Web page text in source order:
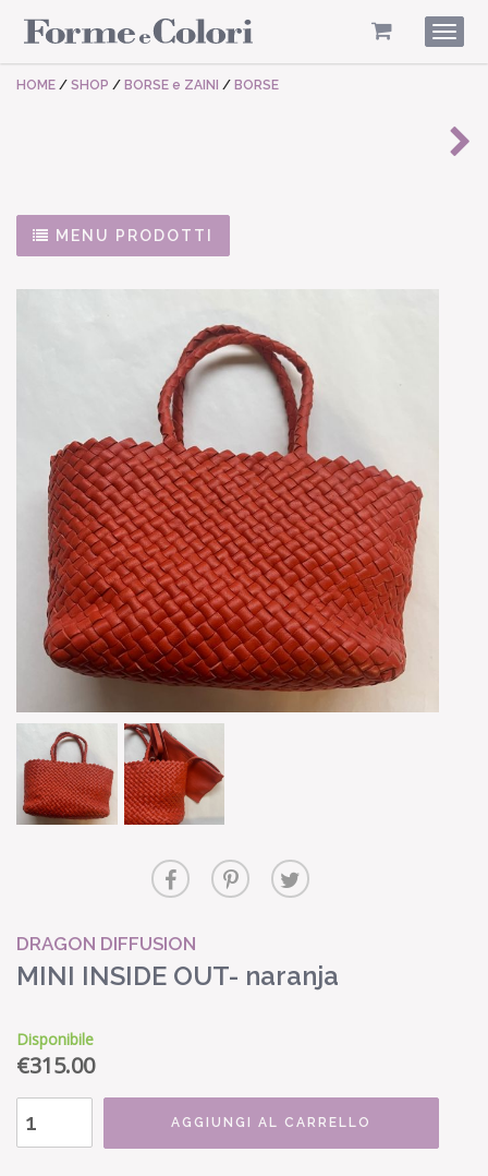
HOME / SHOP / BORSE e ZAINI / BORSE
MENU PRODOTTI
DRAGON DIFFUSION
MINI INSIDE OUT- naranja
Disponibile
€315.00
AGGIUNGI AL CARRELLO